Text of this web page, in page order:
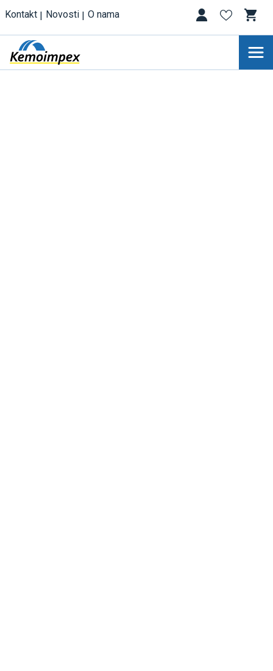
Kontakt Novosti O nama